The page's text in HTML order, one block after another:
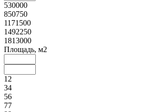
530000
850750
1171500
1492250
1813000
Площадь, м2
12
34
56
77